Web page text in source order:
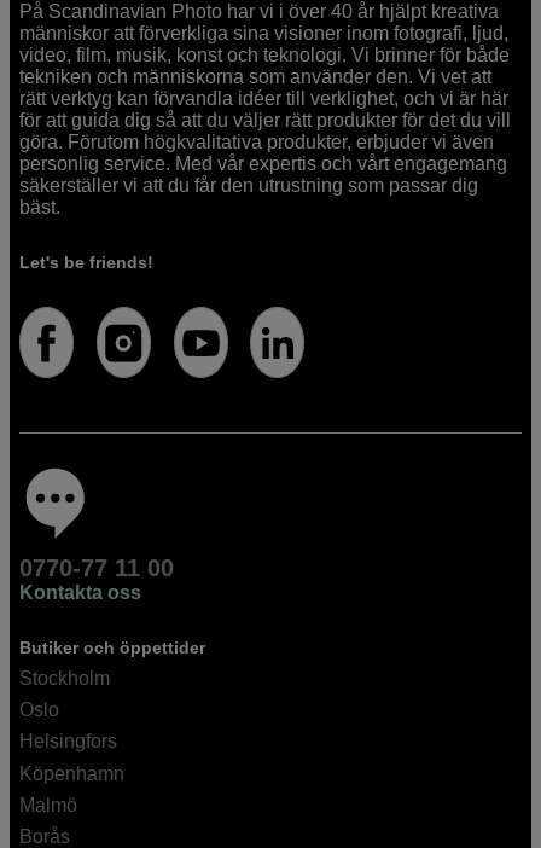
På Scandinavian Photo har vi i över 40 år hjälpt kreativa
människor att förverkliga sina visioner inom fotografi, ljud,
video, film, musik, konst och teknologi. Vi brinner för både
tekniken och människorna som använder den. Vi vet att
rätt verktyg kan förvandla idéer till verklighet, och vi är här
för att guida dig så att du väljer rätt produkter för det du vill
göra. Förutom högkvalitativa produkter, erbjuder vi även
personlig service. Med vår expertis och vårt engagemang
säkerställer vi att du får den utrustning som passar dig
bäst.
Let's be friends!
0770-77 11 00
Kontakta oss
Butiker och öppettider
Stockholm
Oslo
Helsingfors
Köpenhamn
Malmö
Borås